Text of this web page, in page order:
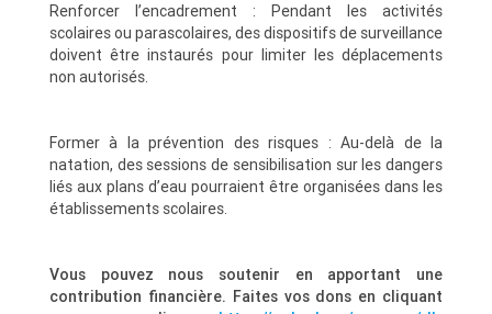
Renforcer l’encadrement : Pendant les activités
scolaires ou parascolaires, des dispositifs de surveillance
doivent être instaurés pour limiter les déplacements
non autorisés.
Former à la prévention des risques : Au-delà de la
natation, des sessions de sensibilisation sur les dangers
liés aux plans d’eau pourraient être organisées dans les
établissements scolaires.
Vous pouvez nous soutenir en apportant une
contribution financière. Faites vos dons en cliquant